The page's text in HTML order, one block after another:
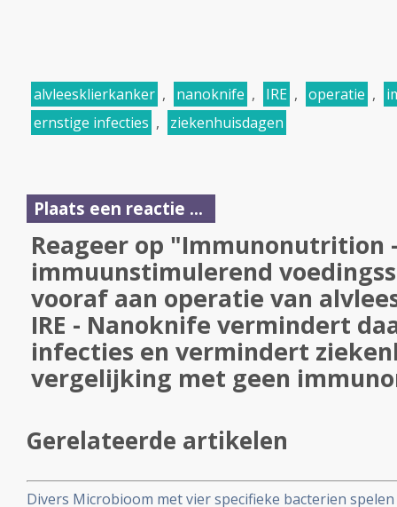
alvleesklierkanker , nanoknife , IRE , operatie ,
ernstige infecties , ziekenhuisdagen
Plaats een reactie ...
Reageer op "Immunonutrition
immuunstimulerend
vooraf aan operatie van
IRE - Nanoknife vermindert
infecties en vermindert
vergelijking met geen
Gerelateerde artikelen
Divers Microbioom met vier specifieke bacterien